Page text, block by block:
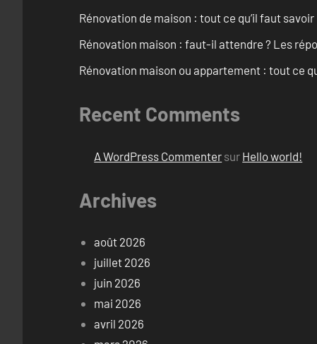
Rénovation de maison : tout ce qu’il faut savoir
Rénovation maison : faut-il attendre ? Les
Rénovation maison ou appartement : tout ce
Recent Comments
A WordPress Commenter sur Hello world!
Archives
août 2026
juillet 2026
juin 2026
mai 2026
avril 2026